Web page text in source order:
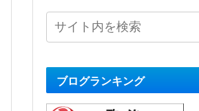
ブログランキング